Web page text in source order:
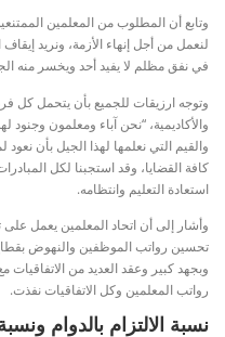
وتابع أن المطلوب من المعلمين
لنعمل من أجل إنهاء الأزمة، ونريد
في نفق مظلم لا يفيد أحد ويخسر منه
وتوجه ارزيقات للجميع بأن يتحمل كل
والأكاديمية، “نحن آباء ومعلمون
والقيم التي نعلمها لهذا الجيل بأن نعود
كافة القضايا، وقد استجبنا لكل
استعادة التعليم وانتظامه.
وأشار إلى أن اتحاد المعلمين يعمل
تحسين رواتب الموظفين والنهوض
وبجهد كبير وعقد العديد من
رواتب المعلمين وكل الاتفاقيات نفذت.
نسبة الالتزام بالدوام